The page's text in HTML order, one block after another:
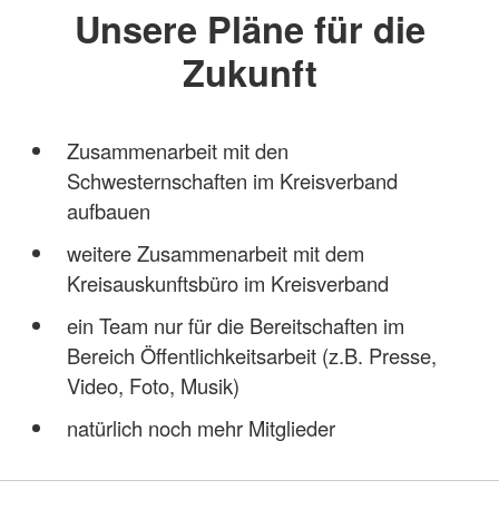
Unsere Pläne für die
Zukunft
Zusammenarbeit mit den
Schwesternschaften im Kreisverband
aufbauen
weitere Zusammenarbeit mit dem
Kreisauskunftsbüro im Kreisverband
ein Team nur für die Bereitschaften im
Bereich Öffentlichkeitsarbeit (z.B. Presse,
Video, Foto, Musik)
natürlich noch mehr Mitglieder